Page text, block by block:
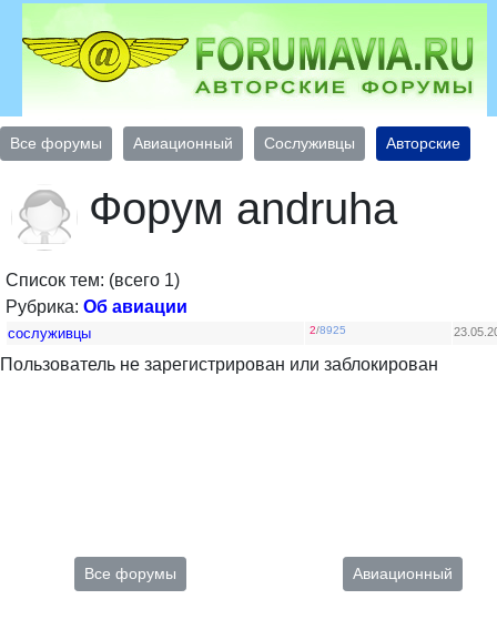
Все форумы Авиационный Сослуживцы Авторские
Форум andruha
Список тем: (всего 1)
Рубрика: Об авиации
сослуживцы 2/8925
Пользователь не зарегистрирован или заблокирован
Все форумы Авиационный